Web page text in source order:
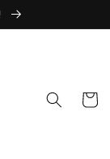
Panier